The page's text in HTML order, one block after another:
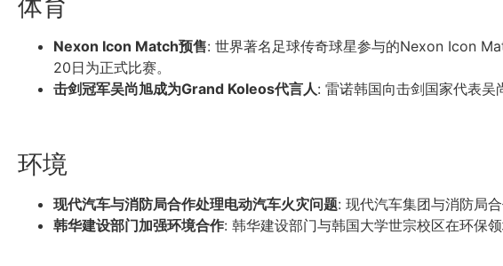
体育
Nexon Icon Match预售: 世界著名足球传奇球星参与的Nexon Icon
20日为正式比赛。
击剑冠军吴尚旭成为Grand Koleos代言人: 雷诺韩国向击剑国家代表吴
环境
现代汽车与消防局合作处理电动汽车火灾问题: 现代汽车集团与消防局
韩华建设部门加强环境合作: 韩华建设部门与韩国大学世宗校区在环保